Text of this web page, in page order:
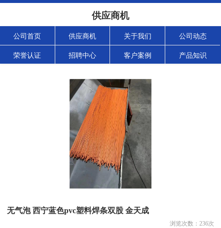
供应商机
公司首页 供应商机 关于我们 公司动态
荣誉认证 招聘中心 客户案例 产品知识
无气泡 西宁蓝色pvc塑料焊条双股 金天成
浏览次数： 236次